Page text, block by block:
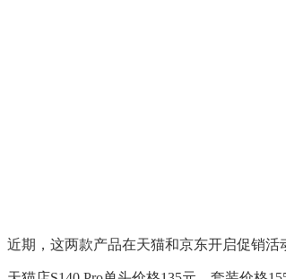
近期，这两款产品在天猫和京东开启促销活